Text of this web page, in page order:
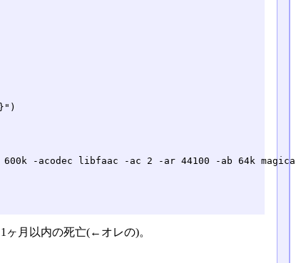
-acodec libfaac -ac 2 -ar 44100 -ab 64k
ヶ月以内の死亡(←オレの)。